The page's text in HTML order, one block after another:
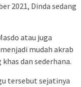
2021, Dinda sedang
atau juga
mudah akrab
dan sederhana.
tersebut sejatinya